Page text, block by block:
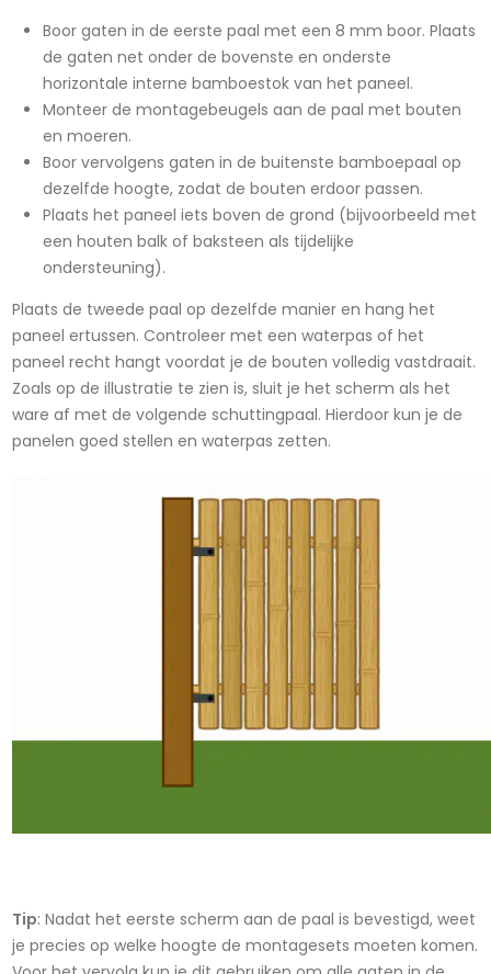
Boor gaten in de eerste paal met een 8 mm boor. Plaats
de gaten net onder de bovenste en onderste
horizontale interne bamboestok van het paneel.
Monteer de montagebeugels aan de paal met bouten
en moeren.
Boor vervolgens gaten in de buitenste bamboepaal op
dezelfde hoogte, zodat de bouten erdoor passen.
Plaats het paneel iets boven de grond (bijvoorbeeld met
een houten balk of baksteen als tijdelijke
ondersteuning).
Plaats de tweede paal op dezelfde manier en hang het
paneel ertussen. Controleer met een waterpas of het
paneel recht hangt voordat je de bouten volledig vastdraait.
Zoals op de illustratie te zien is, sluit je het scherm als het
ware af met de volgende schuttingpaal. Hierdoor kun je de
panelen goed stellen en waterpas zetten.
Tip: Nadat het eerste scherm aan de paal is bevestigd, weet
je precies op welke hoogte de montagesets moeten komen.